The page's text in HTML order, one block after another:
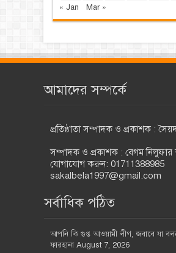
« Jan
Mar »
আমাদের সম্পর্কে
প্রতিষ্ঠাতা সম্পাদক ও প্রকাশক :
সম্পাদক ও প্রকাশক : বেগম নিলুফার
যোগাযোগ করুন: 01711388985
sakalbela1997@gmail.com
সর্বাধিক পঠিত
আপনি কি গুপ্ত আওয়ামী লীগ, জবাবে যা
ফারহানা August 7, 2026